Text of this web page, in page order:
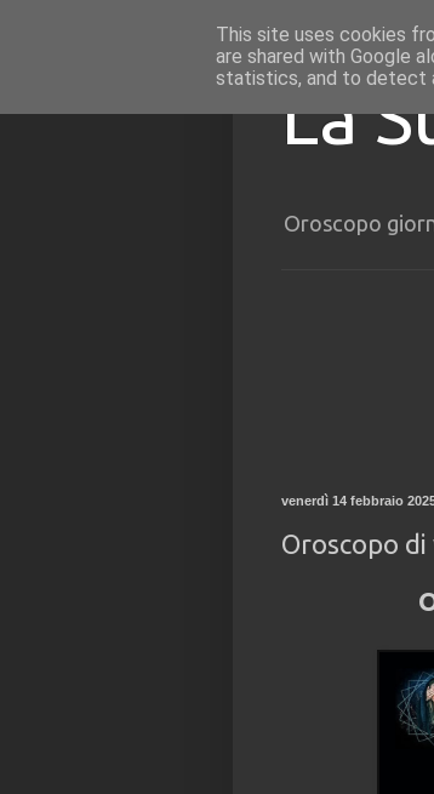
La
Oroscopo
venerdì 14 febbraio
Oroscopo
This site uses cookies
are shared with Google
statistics, and to detect